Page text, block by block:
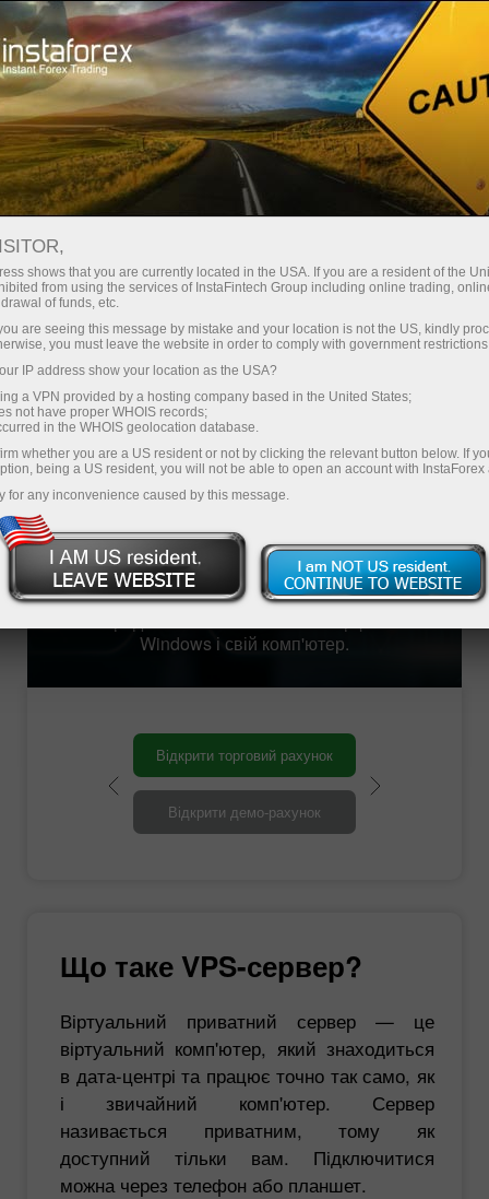
Трейдерам Торгові умови VPS-сервер
Хостинг Forex VPS -
Швидкий та
стабільний торговий
сервер
VPS - інструмент для правильної організації
вашої торгівлі на валютному ринку. Сервер
забезпечений постійним резервним
безперебійну роботу і надійність. Він
доступний на будь-яких пристроях, має
безлімітний швидкісний інтернет. Більш того,
робота проходить звичним чином, тому, що
Windows і свій комп'ютер.
Відкрити торговий рахунок
Відкрити демо-рахунок
Що таке VPS-сервер?
Віртуальний приватний сервер — це
віртуальний комп'ютер, який знаходиться
в дата-центрі та працює точно так само, як
і звичайний комп'ютер. Сервер
називається приватним, тому як
доступний тільки вам. Підключитися
можна через телефон або планшет.
shows that you are currently located in the USA. If you are a resident of the
from using the services of InstaFintech Group including online trading,
of funds, etc.
are seeing this message by mistake and your location is not the US, kindly
you must leave the website in order to comply with government
IP address show your location as the USA?
a VPN provided by a hosting company based in the United States;
not have proper WHOIS records;
in the WHOIS geolocation database.
whether you are a US resident or not by clicking the relevant button below. If
being a US resident, you will not be able to open an account with InstaForex
for any inconvenience caused by this message.